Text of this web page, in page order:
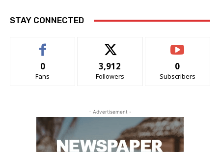
STAY CONNECTED
0
Fans
3,912
Followers
0
Subscribers
- Advertisement -